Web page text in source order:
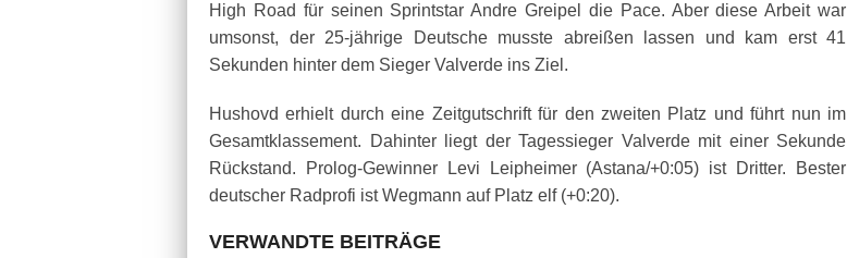
High Road für seinen Sprintstar Andre Greipel die Pace. Aber diese Arbeit war
umsonst, der 25-jährige Deutsche musste abreißen lassen und kam erst 41
Sekunden hinter dem Sieger Valverde ins Ziel.
Hushovd erhielt durch eine Zeitgutschrift für den zweiten Platz und führt nun im
Gesamtklassement. Dahinter liegt der Tagessieger Valverde mit einer Sekunde
Rückstand. Prolog-Gewinner Levi Leipheimer (Astana/+0:05) ist Dritter. Bester
deutscher Radprofi ist Wegmann auf Platz elf (+0:20).
VERWANDTE BEITRÄGE